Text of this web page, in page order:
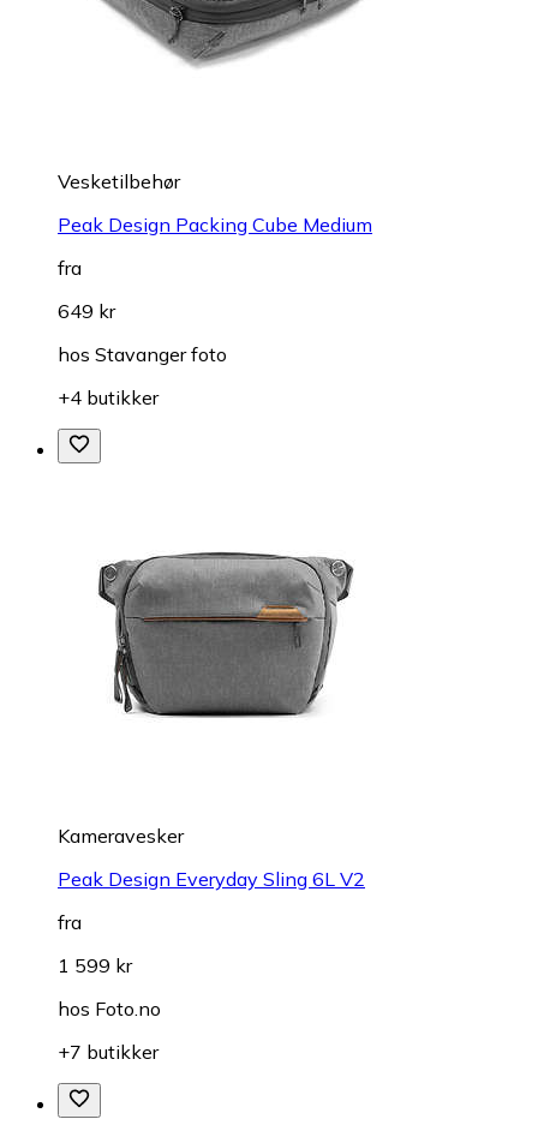
Vesketilbehør
Peak Design Packing Cube Medium
fra
649 kr
hos Stavanger foto
+4 butikker
Kameravesker
Peak Design Everyday Sling 6L V2
fra
1 599 kr
hos Foto.no
+7 butikker